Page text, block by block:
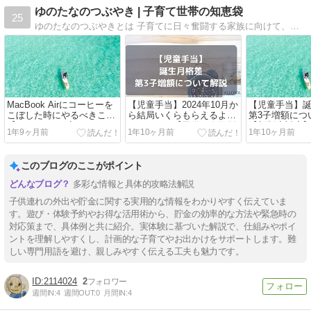
25
ゆのたなのつぶやき | 子育て世帯の知恵袋
MacBook Airにコーヒーを
こぼした時にやるべきこと
【コーヒーを2度とこぼさ
ないための対策】
1年9ヶ月前
【児童手当】2024年10月か
ら結局いくらもらえるよう
になった？【子供の人数別
に計算してみた】
1年10ヶ月前
【児童手当】
第3子増額につ
【新制度対応】
1年10ヶ月前
このブログのここがポイント
多彩な情報と具体的攻略法解説
子供連れの外出や貯金に関する実用的な情報をわかりやすく伝えていま
す。遊び・体験予約やお得な活用術から、貯金の効率的な方法や緊急時の
対応策まで、具体例と共に紹介。実体験に基づいた解説で、仕組みやポイ
ントを理解しやすくし、計画的な子育てやお出かけをサポートします。難
しい専門用語を避け、親しみやすく伝える工夫も魅力です。
2114024 2
週間IN:4 週間OUT:0 月間IN:4